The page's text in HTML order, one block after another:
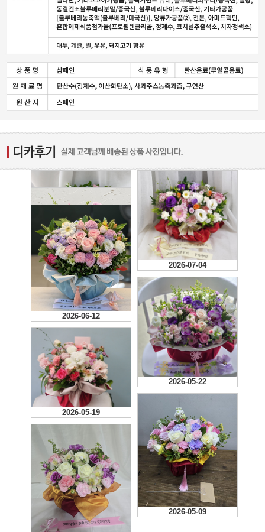
2026-07-31
2026-07-04
2026-06-30
2026-06-12
2026-05-22
2026-05-19
2026-05-09